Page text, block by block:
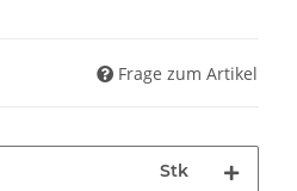
Frage zum Artikel
Stk